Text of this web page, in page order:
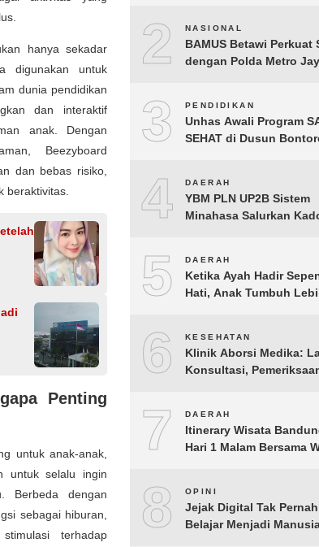
hanya sekadar
digunakan untuk
dunia pendidikan
dan interaktif
anak. Dengan
Beezyboard
dan bebas risiko,
beraktivitas.
Penting
untuk anak-anak,
untuk selalu ingin
Berbeda dengan
sebagai hiburan,
terhadap
2 NASIONAL
BAMUS Betawi Perkuat
dengan Polda Metro
Kondusif Jelang HUT
Republik Indonesia
3 PENDIDIKAN
Unhas Awali Program
SEHAT di Dusun
4 DAERAH
YBM PLN UP2B Sistem
Minahasa Salurkan
Tomohon
5 DAERAH
Ketika Ayah Hadir
Hati, Anak Tumbuh
6 KESEHATAN
Klinik Aborsi Medika:
Konsultasi,
7 DAERAH
Itinerary Wisata
Hari 1 Malam Bersama
8 OPINI
Jejak Digital Tak
Belajar Menjadi